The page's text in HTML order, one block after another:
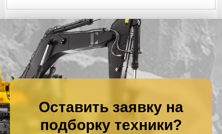
Оставить заявку на
подборку техники?